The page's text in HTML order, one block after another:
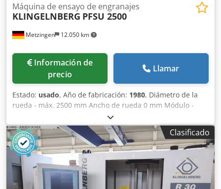
Metzingen 12.050 km
Máquina de ensayo de engranajes
KLINGELNBERG PFSU 2500
Información de
precio
Llamar
Estado: usado, Año de fabricación: 1980, Diámetro de la
rueda - máx. 2500 mm Ancho de rueda 0 mm Módulo -
máx. 34 Módulo - mín. 1 Potencia total necesaria aprox. 15
kW Peso de la máquina aprox. 15 toneladas Dcodpst Hw
Aaefx Ai Ask Espacio necesario aprox. 4,20 x 2,00 x 2,90 m
K L I N G E L N B E R G (Alemania) Máquina universal de
ensayo de evolventes y hélices Modelo PFSU 2500 Año
aprox. 1980 Número de serie B 2918 _____ Engranaje
mín./máx. Ø 250 - 2.500 mm Gama de módulos 1 - 34
Clasificado